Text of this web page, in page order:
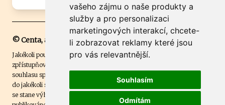
vašeho zájmu o naše produkty a
služby a pro personalizaci
marketingových interakcí, chcete-
li zobrazovat reklamy které jsou
pro vás relevantnější.
Souhlasím
Odmítám
© Centa, a.s.
Jakékoli použití obsahu včetně převzetí, šíření či dalšího užití a
zpřístupňování textových či obrazových materiálů bez písemného
souhlasu společnosti Centa,a.s. je zakázáno. Čtenář svým přihlášením
do jakékoli soutěže na našem webu dává souhlas s tím, že v případě, že
se stane výhercem této soutěže, může být jeho jméno na webu